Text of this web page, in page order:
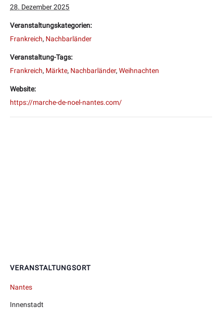
28. Dezember 2025
Veranstaltungskategorien:
Frankreich, Nachbarländer
Veranstaltung-Tags:
Frankreich, Märkte, Nachbarländer, Weihnachten
Website:
https://marche-de-noel-nantes.com/
VERANSTALTUNGSORT
Nantes
Innenstadt